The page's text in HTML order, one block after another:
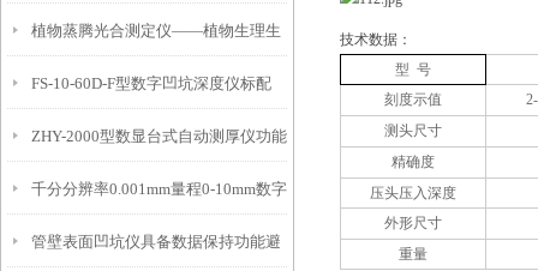
便携式检测工具
植物蒸腾光合测定仪——植物生理生
态的实时监测设备
FS-10-60D-F型数字凹坑深度仪标配
IP54级表头分辨率0.01mm量程
10mm！
ZHY-2000型数显台式自动测厚仪功能
特点
千分分辨率0.001mm量程0-10mm数字
埋头度仪技术参数！
管壁表面凹坑仪具备数据保持功能避
技术数据：
型 号
刻度示值
测头尺寸
精确度
压头压入深度
外形尺寸
重量